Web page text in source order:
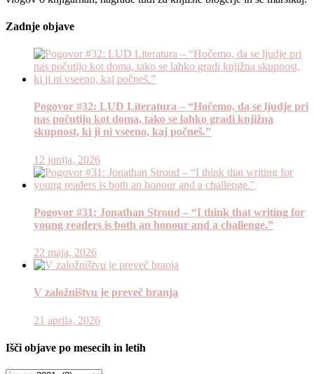
Zadnje objave
Pogovor #32: LUD Literatura – “Hočemo, da se ljudje pri
nas počutijo kot doma, tako se lahko gradi knjižna
skupnost, ki ji ni vseeno, kaj počneš.”
12 junija, 2026
Pogovor #31: Jonathan Stroud – “I think that writing for
young readers is both an honour and a challenge.”
22 maja, 2026
V založništvu je preveč branja
21 aprila, 2026
Išči objave po mesecih in letih